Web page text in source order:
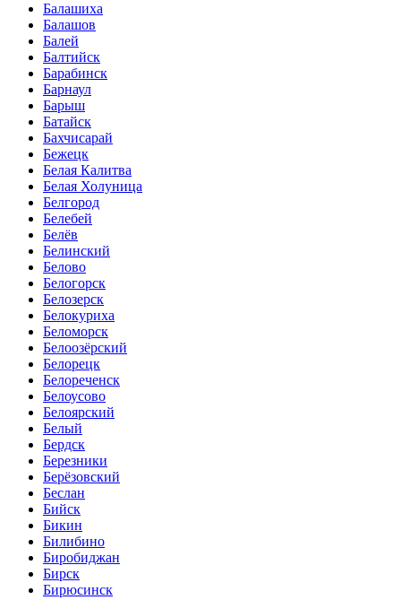
Балашиха
Балашов
Балей
Балтийск
Барабинск
Барнаул
Барыш
Батайск
Бахчисарай
Бежецк
Белая Калитва
Белая Холуница
Белгород
Белебей
Белёв
Белинский
Белово
Белогорск
Белозерск
Белокуриха
Беломорск
Белоозёрский
Белорецк
Белореченск
Белоусово
Белоярский
Белый
Бердск
Березники
Берёзовский
Беслан
Бийск
Бикин
Билибино
Биробиджан
Бирск
Бирюсинск